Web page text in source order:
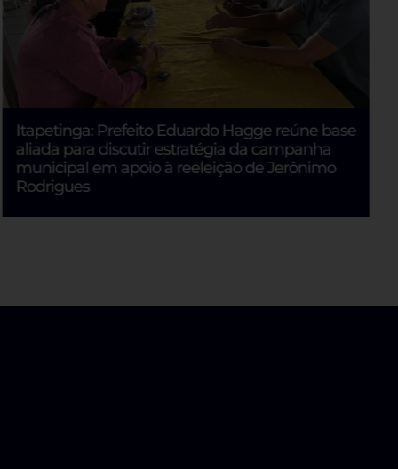
Itapetinga: Prefeito Eduardo Hagge reúne base
aliada para discutir estratégia da campanha
municipal em apoio à reeleição de Jerônimo
Rodrigues